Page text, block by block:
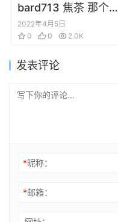
bard713 焦茶 那个夏
天我看见天使 诗歌画
集
2022年4月5日
0
0 2.0K
发表评论
*昵称：
*邮箱：